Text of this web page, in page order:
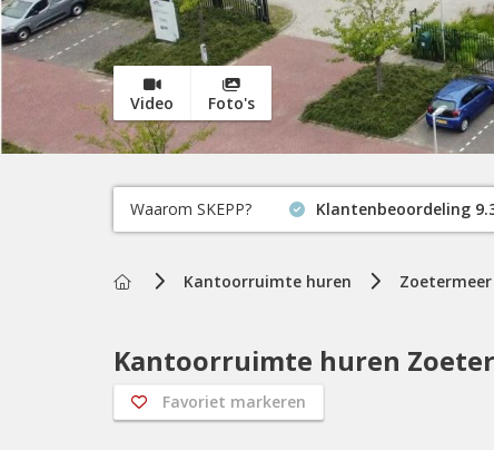
Video Foto's
Waarom SKEPP? Klantenbeoordeling
Home
Kantoorruimte huren Zoetermeer
Kantoorruimte huren
Favoriet markeren